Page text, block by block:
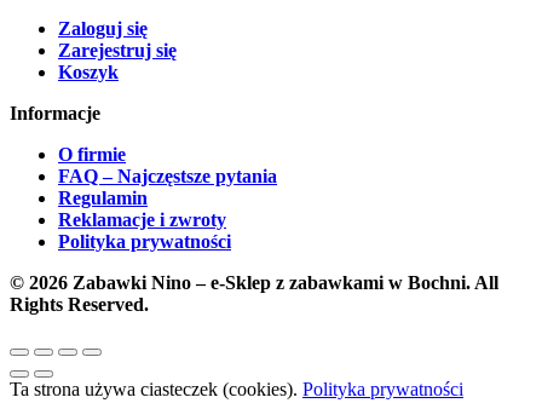
Zaloguj się
Zarejestruj się
Koszyk
Informacje
O firmie
FAQ – Najczęstsze pytania
Regulamin
Reklamacje i zwroty
Polityka prywatności
© 2026 Zabawki Nino – e-Sklep z zabawkami w Bochni. All
Rights Reserved.
Ta strona używa ciasteczek (cookies). Polityka prywatności